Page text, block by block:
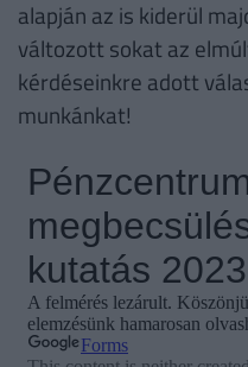
alapján az is kiderül
változott sokat az
kérdéseinkre adott
munkánkat!